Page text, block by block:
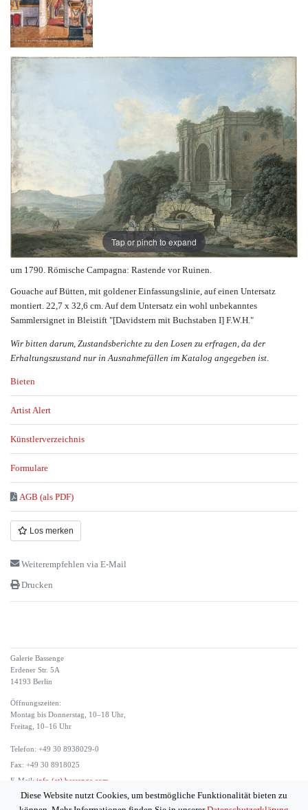
Tap or pinch to expand
um 1790. Römische Campagna: Rastende vor Ruinen.
Gouache auf Bütten, mit goldener Einfassungslinie, auf einen Untersatz
montiert. 22,7 x 32,6 cm. Auf dem Untersatz ein wohl unbekanntes
Sammlersignet in Bleistift "[Davidstern mit Buchstaben I] F.W.H."
Wir bitten darum, Zustandsberichte zu den Losen zu erfragen, da der
Erhaltungszustand nur in Ausnahmefällen im Katalog angegeben ist.
Bieten
Artist Alert
Künstlerverzeichnis
Formulare
AGB (als PDF)
Los merken
Weiterempfehlen via E-Mail
Drucken
Galerie Bassenge
Erdener Str. 5A
14193 Berlin
Öffnungszeiten:
Montag bis Donnerstag, 10–18 Uhr,
Freitag, 10–16 Uhr
Telefon: +49 30 8938029-0
Fax: +49 30 8918025
E-Mail: info (at) bassenge.com
Diese Website nutzt Cookies, um bestmögliche Funktionalität bieten zu